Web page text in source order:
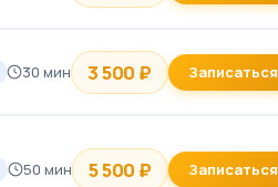
30 мин 3 500 ₽ Записаться
50 мин 5 500 ₽ Записаться